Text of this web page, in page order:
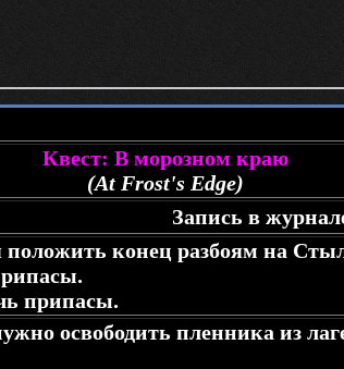
Квест: В морозном краю
(At Frost's Edge)
Запись в
положить конец разбоям на
припасы.
освободить пленника из